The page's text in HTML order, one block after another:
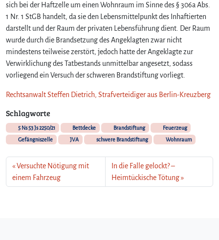
sich bei der Haftzelle um einen Wohnraum im Sinne des § 306a Abs.
1 Nr. 1 StGB handelt, da sie den Lebensmittelpunkt des Inhaftierten
darstellt und der Raum der privaten Lebensführung dient. Der Raum
wurde durch die Brandsetzung des Angeklagten zwar nicht
mindestens teilweise zerstört, jedoch hatte der Angeklagte zur
Verwirklichung des Tatbestands unmittelbar angesetzt, sodass
vorliegend ein Versuch der schweren Brandstiftung vorliegt.
Rechtsanwalt Steffen Dietrich, Strafverteidiger aus Berlin-Kreuzberg
Schlagworte
5 Ns 53 Js 2250/21 Bettdecke Brandstiftung
Feuerzeug
Gefängniszelle
JVA schwere Brandstiftung Wohnraum
Versuchte Nötigung mit
einem Fahrzeug
In die Falle gelockt? –
Heimtückische Tötung